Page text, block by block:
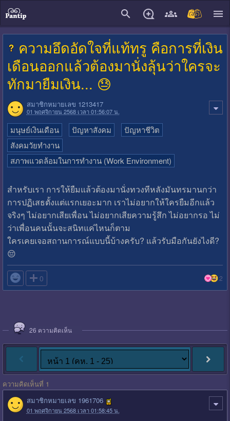
ความอึดอัดใจที่แท้ทรู คือการที่เงิน
เดือนออกแล้วต้องมานั่งลุ้นว่าใครจะ
ทักมายืมเงิน... 😓
สมาชิกหมายเลข 1213417
01 พฤศจิกายน 2568 เวลา 01:56:07 น.
มนุษย์เงินเดือน ปัญหาสังคม
ปัญหาชีวิต
สังคมวัยทำงาน
สภาพแวดล้อมในการทำงาน (Work Environment)
สำหรับเรา การให้ยืมแล้วต้องมานั่งทวงทีหลังมันทรมานกว่า
การปฏิเสธตั้งแต่แรกเยอะมาก เราไม่อยากให้ใครยืมอีกแล้ว
จริงๆ ไม่อยากเสียเพื่อน ไม่อยากเสียความรู้สึก ไม่อยากรอ ไม่
ว่าเพื่อนคนนั้นจะสนิทแค่ไหนก็ตาม
ใครเคยเจอสถานการณ์แบบนี้บ้างครับ? แล้วรับมือกันยังไงดี?
😔
 0 2
26 ความคิดเห็น
ความคิดเห็นที่ 1
สมาชิกหมายเลข 1961706
01 พฤศจิกายน 2568 เวลา 01:58:45 น.
close